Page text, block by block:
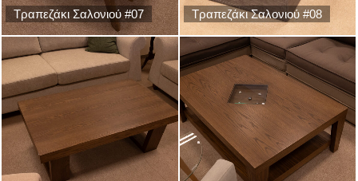
Τραπεζάκι Σαλονιού #07 Τραπεζάκι Σαλονιού #08